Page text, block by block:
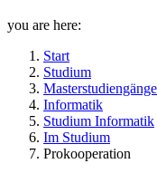
you are here:
Start
Studium
Masterstudiengänge
Informatik
Studium Informatik
Im Studium
Prokooperation